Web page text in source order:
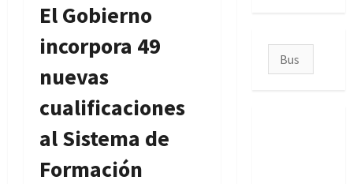
El Gobierno
incorpora 49
nuevas
cualificaciones
al Sistema de
Formación
Buscar: